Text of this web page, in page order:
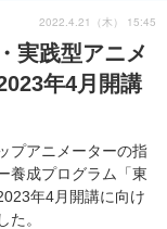
グッズ
海外
ビジネス
アーティスト
実写
イベント
座談会
ABEMA Cafe
実践型アニメ
年4月開講
プアニメーターの指
養成プログラム「東
年4月開講に向け
。
2022.4.21（木） 15:45